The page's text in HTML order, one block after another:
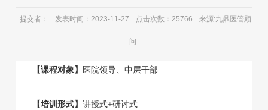
提交者： 发表时间：2023-11-27 点击次数：25766 来源:九鼎医管顾
问
【课程对象】 医院领导、中层干部
【培训形式】讲授式+研讨式